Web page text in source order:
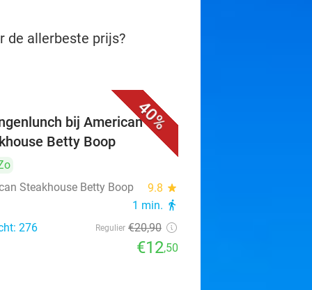
de allerbeste prijs?
40%
bij American
Betty Boop
Steakhouse Betty Boop
9.8 star
1 min. directions_walk
276 Regulier €20,90
€12,50